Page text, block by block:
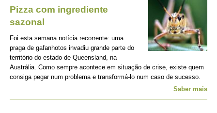
Pizza com ingrediente
sazonal
Foi esta semana notícia recorrente: uma
praga de gafanhotos invadiu grande parte do
território do estado de Queensland, na
Austrália. Como sempre acontece em situação de crise, existe quem
consiga pegar num problema e transformá-lo num caso de sucesso.
Saber mais